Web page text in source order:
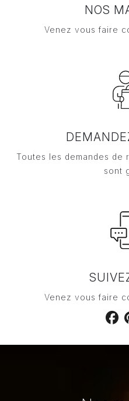
NOS
Venez vous faire
Toutes les demandes de
sont
Venez vous faire